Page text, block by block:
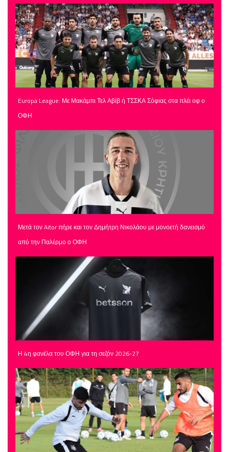
Europa League: Με Μακάμπι Τελ Αβίβ ή ΤΣΣΚΑ Σόφιας στα πλέι οφ ο
ΟΦΗ
Μετά τον Aitor πήρε και τον Δημήτρη Νικολάου με μονοετή δανεισμό
από την Παλέρμο ο ΟΦΗ
Η 4η φανέλα του ΟΦΗ για τη σεζόν 2026-27